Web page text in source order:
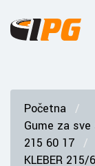
Početna
Gume za
215 60 17
KLEBER 215/